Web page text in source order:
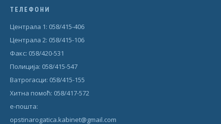
ТЕЛЕФОНИ
Централа 1: 058/415-406
Централа 2: 058/415-106
Факс: 058/420-531
Полиција: 058/415-547
Ватрогасци: 058/415-155
Хитна помоћ: 058/417-572
е-пошта:
opstinarogatica.kabinet@gmail.com